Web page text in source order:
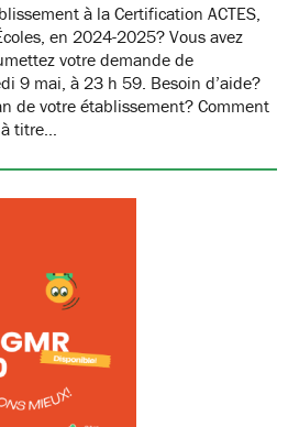
à la Certification ACTES,
en 2024-2025? Vous avez
votre demande de
9 mai, à 23 h 59. Besoin d’aide?
de votre établissement? Comment
titre…